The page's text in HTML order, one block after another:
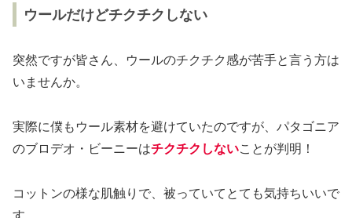
ウールだけどチクチクしない
突然ですが皆さん、ウールのチクチク感が苦手と言う方は
いませんか。
実際に僕もウール素材を避けていたのですが、パタゴニア
のブロデオ・ビーニーはチクチクしないことが判明！
コットンの様な肌触りで、被っていてとても気持ちいいで
す。